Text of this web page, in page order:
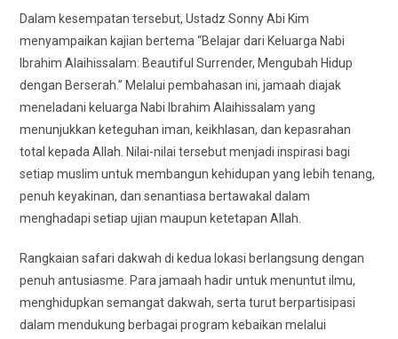
Dalam kesempatan tersebut, Ustadz Sonny Abi Kim
menyampaikan kajian bertema “Belajar dari Keluarga Nabi
Ibrahim Alaihissalam: Beautiful Surrender, Mengubah Hidup
dengan Berserah.” Melalui pembahasan ini, jamaah diajak
meneladani keluarga Nabi Ibrahim Alaihissalam yang
menunjukkan keteguhan iman, keikhlasan, dan kepasrahan
total kepada Allah. Nilai-nilai tersebut menjadi inspirasi bagi
setiap muslim untuk membangun kehidupan yang lebih tenang,
penuh keyakinan, dan senantiasa bertawakal dalam
menghadapi setiap ujian maupun ketetapan Allah.
Rangkaian safari dakwah di kedua lokasi berlangsung dengan
penuh antusiasme. Para jamaah hadir untuk menuntut ilmu,
menghidupkan semangat dakwah, serta turut berpartisipasi
dalam mendukung berbagai program kebaikan melalui